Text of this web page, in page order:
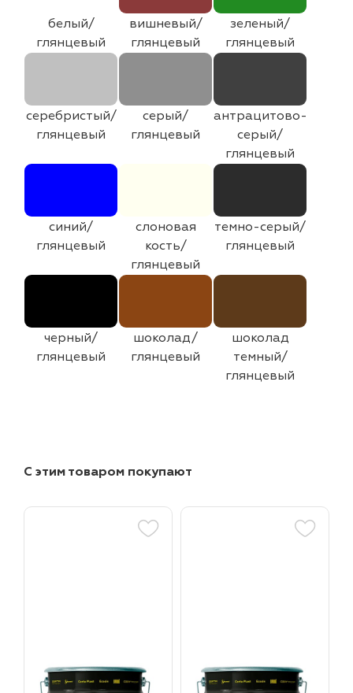
белый/
глянцевый
вишневый/
глянцевый
зеленый/
глянцевый
серебристый/
глянцевый
серый/
глянцевый
антрацитово-
серый/
глянцевый
синий/
глянцевый
слоновая
кость/
глянцевый
темно-серый/
глянцевый
черный/
глянцевый
шоколад/
глянцевый
шоколад
темный/
глянцевый
С этим товаром покупают